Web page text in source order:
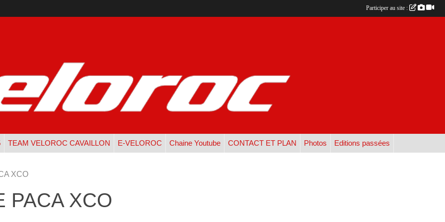
TEAM VELOROC CAVAILLON E-VELOROC Chaine Youtube CONTACT ET PLAN Photos Editions passées
XCO
PACA XCO
Participer au site :